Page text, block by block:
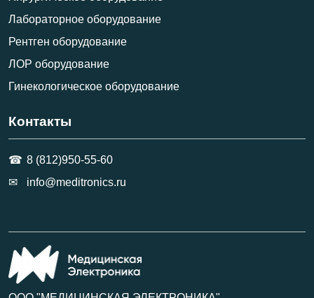
Лабораторное оборудование
Рентген оборудование
ЛОР оборудование
Гинекологическое оборудование
Контакты
8 (812)950-55-60
info@meditronics.ru